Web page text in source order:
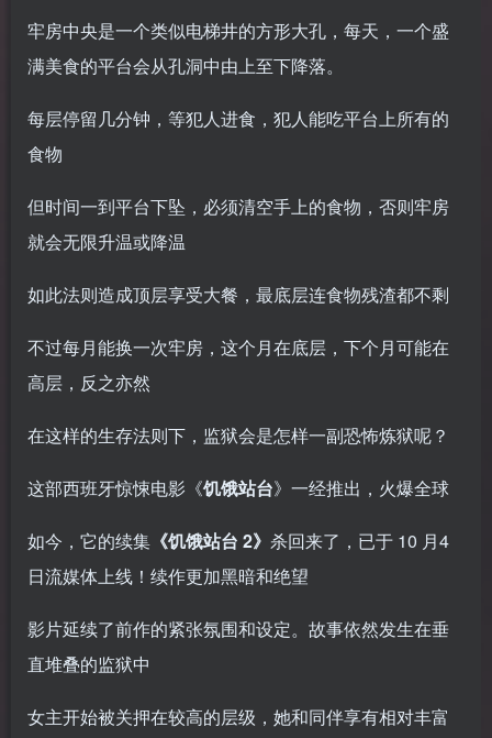
牢房中央是一个类似电梯井的方形大孔，每天，一个盛
满美食的平台会从孔洞中由上至下降落。
每层停留几分钟，等犯人进食，犯人能吃平台上所有的
食物
但时间一到平台下坠，必须清空手上的食物，否则牢房
就会无限升温或降温
如此法则造成顶层享受大餐，最底层连食物残渣都不剩
不过每月能换一次牢房，这个月在底层，下个月可能在
高层，反之亦然
在这样的生存法则下，监狱会是怎样一副恐怖炼狱呢？
这部西班牙惊悚电影《饥饿站台》一经推出，火爆全球
如今，它的续集 《饥饿站台 2》 杀回来了，已于 10 月4
日流媒体上线！续作更加黑暗和绝望
影片延续了前作的紧张氛围和设定。故事依然发生在垂
直堆叠的监狱中
女主开始被关押在较高的层级，她和同伴享有相对丰富